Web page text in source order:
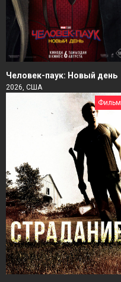
Человек-паук: Новый день
2026, США
Фильм